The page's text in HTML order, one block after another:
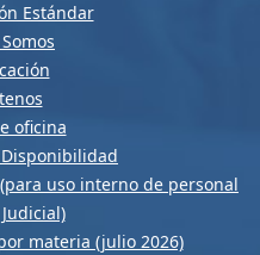
Estándar
oficina
uso interno de personal
materia (julio 2026)